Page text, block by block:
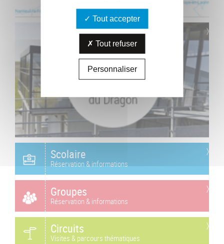
Scolaire
Réservation & informations
Groupes
Réservation & informations
Circuits
Visites & parcours thématiques
Tout accepter
Tout refuser
Personnaliser